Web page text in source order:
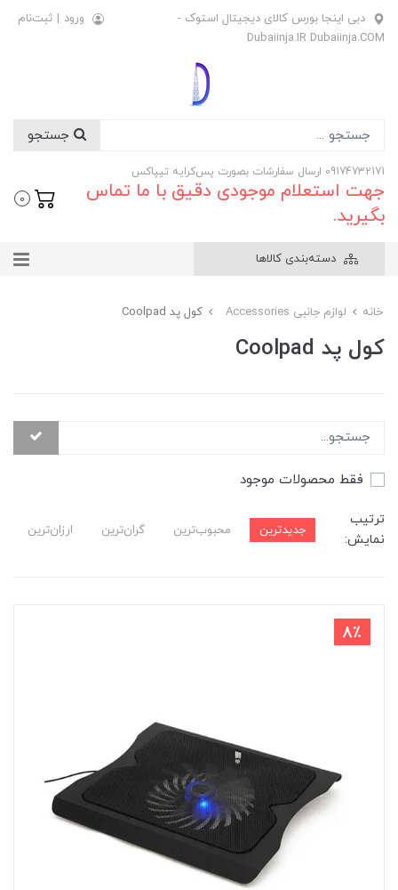
دبی اینجا بورس کالای دیجیتال استوک -
Dubaiinja.IR Dubaiinja.COM
ورود | ثبت‌نام
09174732171 ارسال سفارشات بصورت پس‌کرایه تیپاکس
جهت استعلام موجودی دقیق با ما تماس
بگیرید.
0
دسته‌بندی کالاها
خانه لوازم جانبی Accessories کول پد Coolpad
کول پد Coolpad
فقط محصولات موجود
ترتیب
نمایش:
جدیدترین محبوب‌ترین گران‌ترین ارزان‌ترین
8٪